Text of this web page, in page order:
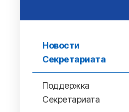
Новости
Секретариата
Поддержка
Секретариата